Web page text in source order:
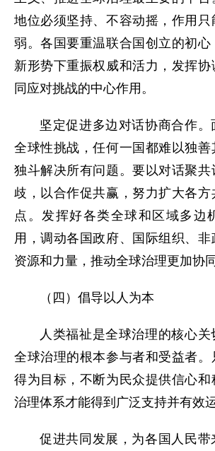
地位必须坚持、不容动摇，作用只
弱。各国要重温联合国创立的初心
新形势下重振权威和活力，发挥
同应对挑战的中心作用。
坚定促进多边对话协商合作。
全球性挑战，任何一国都难以独
独斗解决所有问题。要以对话聚共
歧，以合作促共赢，努力扩大各方
点。发挥好各类全球和区域多边
用，调动各国政府、国际组织、
资源和力量，推动全球治理更加协
（四）倡导以人为本
人类福祉是全球治理的核心
全球治理的根本参与者和受益者
得为目标，不断为民众提供信心
治理体系才能得到广泛支持并有效运
促进共同发展，为各国人民带